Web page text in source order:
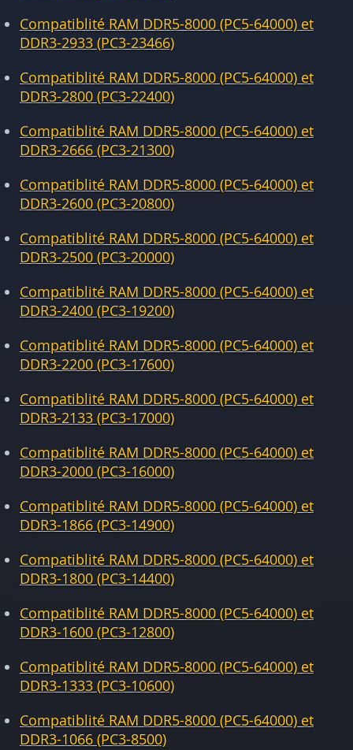
Compatiblité RAM DDR5-8000 (PC5-64000) et
DDR3-2933 (PC3-23466)
Compatiblité RAM DDR5-8000 (PC5-64000) et
DDR3-2800 (PC3-22400)
Compatiblité RAM DDR5-8000 (PC5-64000) et
DDR3-2666 (PC3-21300)
Compatiblité RAM DDR5-8000 (PC5-64000) et
DDR3-2600 (PC3-20800)
Compatiblité RAM DDR5-8000 (PC5-64000) et
DDR3-2500 (PC3-20000)
Compatiblité RAM DDR5-8000 (PC5-64000) et
DDR3-2400 (PC3-19200)
Compatiblité RAM DDR5-8000 (PC5-64000) et
DDR3-2200 (PC3-17600)
Compatiblité RAM DDR5-8000 (PC5-64000) et
DDR3-2133 (PC3-17000)
Compatiblité RAM DDR5-8000 (PC5-64000) et
DDR3-2000 (PC3-16000)
Compatiblité RAM DDR5-8000 (PC5-64000) et
DDR3-1866 (PC3-14900)
Compatiblité RAM DDR5-8000 (PC5-64000) et
DDR3-1800 (PC3-14400)
Compatiblité RAM DDR5-8000 (PC5-64000) et
DDR3-1600 (PC3-12800)
Compatiblité RAM DDR5-8000 (PC5-64000) et
DDR3-1333 (PC3-10600)
Compatiblité RAM DDR5-8000 (PC5-64000) et
DDR3-1066 (PC3-8500)